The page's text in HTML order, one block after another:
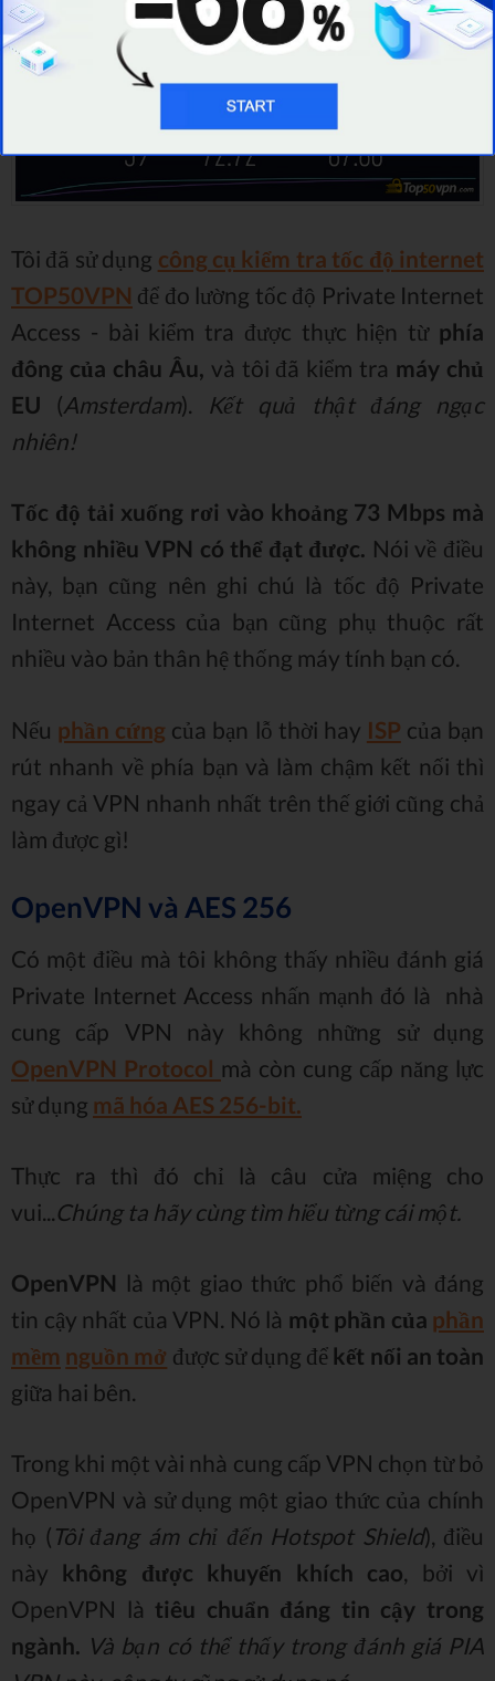
tốc độ Private Internet Access.
Tôi đã sử dụng công cụ kiểm tra tốc độ internet
TOP50VPN để đo lường tốc độ Private Internet
Access - bài kiểm tra được thực hiện từ phía
đông của châu Âu, và tôi đã kiểm tra máy chủ
EU (Amsterdam). Kết quả thật đáng ngạc
nhiên!
Tốc độ tải xuống rơi vào khoảng 73 Mbps mà
không nhiều VPN có thể đạt được. Nói về điều
này, bạn cũng nên ghi chú là tốc độ Private
Internet Access của bạn cũng phụ thuộc rất
nhiều vào bản thân hệ thống máy tính bạn có.
Nếu phần cứng của bạn lỗ thời hay ISP của bạn
rút nhanh về phía bạn và làm chậm kết nối thì
ngay cả VPN nhanh nhất trên thế giới cũng chả
làm được gì!
OpenVPN và AES 256
Có một điều mà tôi không thấy nhiều đánh giá
Private Internet Access nhấn mạnh đó là nhà
cung cấp VPN này không những sử dụng
OpenVPN Protocol mà còn cung cấp năng lực
sử dụng mã hóa AES 256-bit.
Thực ra thì đó chỉ là câu cửa miệng cho
vui...
Chúng ta hãy cùng tìm hiểu từng cái một.
OpenVPN là một giao thức phổ biến và đáng
tin cậy nhất của VPN. Nó là một phần của phần
mềm nguồn mở được sử dụng để kết nối an toàn
giữa hai bên.
Trong khi một vài nhà cung cấp VPN chọn từ bỏ
OpenVPN và sử dụng một giao thức của chính
họ ( Tôi đang ám chỉ đến Hotspot Shield), điều
này không được khuyến khích cao, bởi vì
OpenVPN là tiêu chuẩn đáng tin cậy trong
ngành. Và bạn có thể thấy trong đánh giá PIA